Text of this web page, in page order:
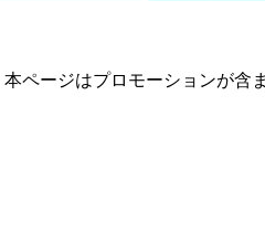
本ページはプロモーションが含